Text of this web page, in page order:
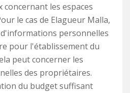
les espaces
le cas de Elagueur Malla,
personnelles
pour l'établissement du
peut concerner les
des propriétaires.
du budget suffisant